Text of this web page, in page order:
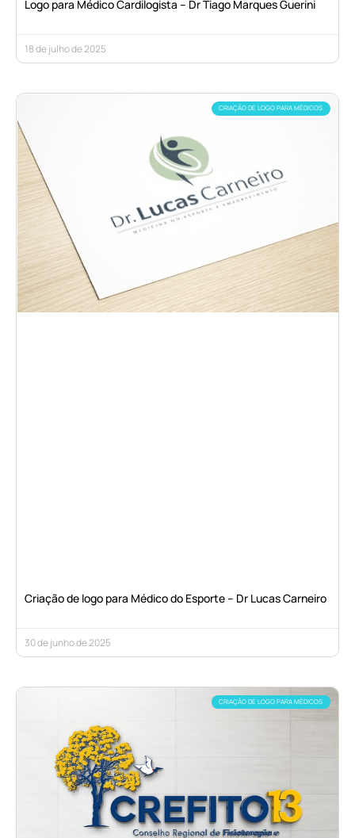
Logo para Médico Cardilogista – Dr Tiago Marques Guerini
18 de julho de 2025
CRIAÇÃO DE LOGO PARA MÉDICOS
Criação de logo para Médico do Esporte – Dr Lucas Carneiro
30 de junho de 2025
CRIAÇÃO DE LOGO PARA MÉDICOS